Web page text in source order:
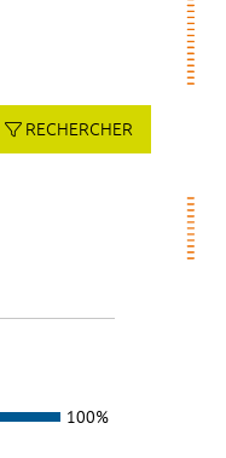
RECHERCHER
100%